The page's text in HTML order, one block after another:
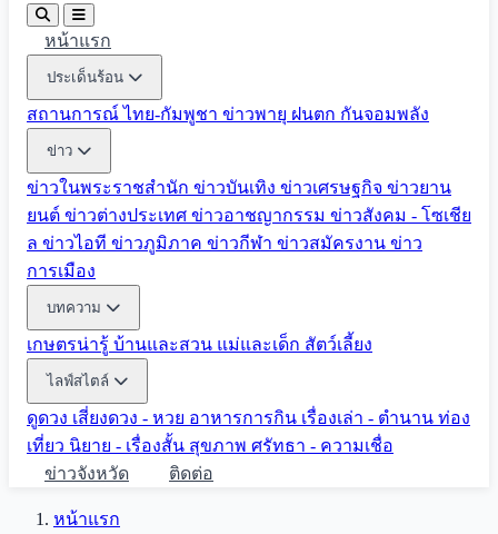
หน้าแรก
ประเด็นร้อน
สถานการณ์ ไทย-กัมพูชา ข่าวพายุ ฝนตก กันจอมพลัง
ข่าว
ข่าวในพระราชสำนัก ข่าวบันเทิง ข่าวเศรษฐกิจ ข่าวยาน
ยนต์ ข่าวต่างประเทศ ข่าวอาชญากรรม ข่าวสังคม - โซเชีย
ล ข่าวไอที ข่าวภูมิภาค ข่าวกีฬา ข่าวสมัครงาน ข่าว
การเมือง
บทความ
เกษตรน่ารู้ บ้านและสวน แม่และเด็ก สัตว์เลี้ยง
ไลฟ์สไตล์
ดูดวง เสี่ยงดวง - หวย อาหารการกิน เรื่องเล่า - ตำนาน ท่อง
เที่ยว นิยาย - เรื่องสั้น สุขภาพ ศรัทธา - ความเชื่อ
ข่าวจังหวัด
ติดต่อ
หน้าแรก